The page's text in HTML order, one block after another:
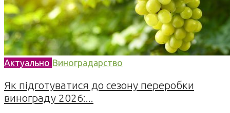
Актуально Виноградарство
Як підготуватися до сезону переробки
винограду 2026:...